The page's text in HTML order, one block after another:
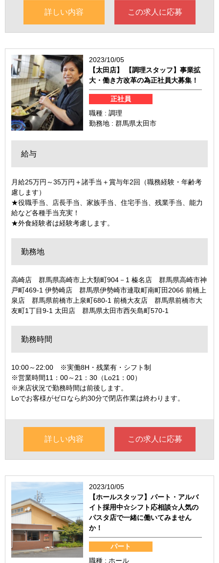
詳しい内容 この求人に応募
2023/10/05
【太田店】 【調理スタッフ】事業拡
大・働き方改革の為正社員大募集！
正社員
職種 : 調理
勤務地 : 群馬県太田市
給与
月給25万円～35万円＋諸手当＋賞与年2回（職務経験・年齢考
慮します）
★役職手当、店長手当、家族手当、住宅手当、残業手当、能力
給など各種手当充実！
★外食経験者は経験考慮します。
勤務地
高崎店 群馬県高崎市上大類町904－1 榛名店 群馬県高崎市神
戸町469-1 伊勢崎店 群馬県伊勢崎市連取町南町田2066 前橋上
泉店 群馬県前橋市上泉町680-1 前橋大友店 群馬県前橋市大
友町1丁目9-1 太田店 群馬県太田市西矢島町570-1
勤務時間
10:00～22:00 ※実働8H・残業有・シフト制
※営業時間11：00～21：30（Lo21：00）
※来店状況で勤務時間は前後します。
Loでお客様がゼロなら約30分で閉店作業は終わります。
詳しい内容 この求人に応募
2023/10/05
【ホールスタッフ】パート・アルバ
イト採用中☆シフト応相談☆人気の
パスタ店で一緒に働いてみません
か！
パート
職種 : ホール